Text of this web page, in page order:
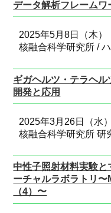
データ解析フレーム
2025年5月8日（木）
核融合科学研究所 /
ギガヘルツ・テラヘ
開発と応用
2025年3月26日（水
核融合科学研究所
中性子照射材料実験
ーチャルラボラトリ
（4）〜